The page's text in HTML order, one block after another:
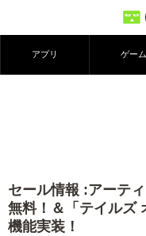
アプリ ゲーム
セール情報 :アーテ
無料！＆「テイルズ
機能実装！